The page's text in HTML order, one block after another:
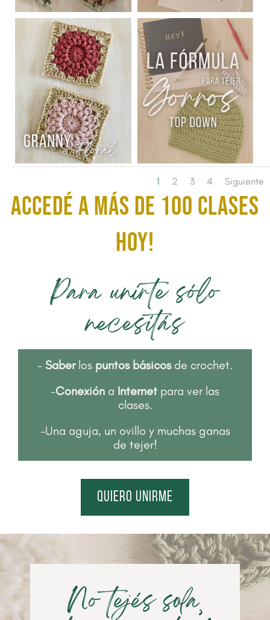
1 2 3 4 Siguiente
ACCEDÉ A MÁS DE 100 CLASES
HOY!
Para unirte sólo
necesitás
– Saberlos puntos básicosde crochet.
–Conexión a Internet para ver las
clases.
-Una aguja, un ovillo y muchas ganas
de tejer!
quiero unirme
No tejés sola‚